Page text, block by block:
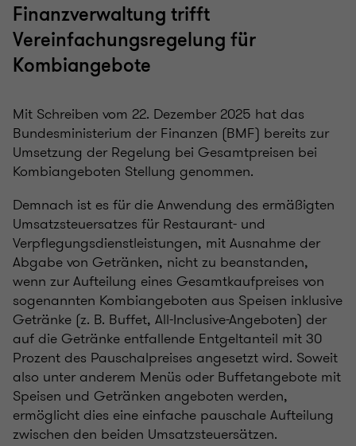
Finanzverwaltung trifft
Vereinfachungsregelung für
Kombiangebote
Mit Schreiben vom 22. Dezember 2025 hat das
Bundesministerium der Finanzen (BMF) bereits zur
Umsetzung der Regelung bei Gesamtpreisen bei
Kombiangeboten Stellung genommen.
Demnach ist es für die Anwendung des ermäßigten
Umsatzsteuersatzes für Restaurant- und
Verpflegungsdienstleistungen, mit Ausnahme der
Abgabe von Getränken, nicht zu beanstanden,
wenn zur Aufteilung eines Gesamtkaufpreises von
sogenannten Kombiangeboten aus Speisen inklusive
Getränke (z. B. Buffet, All-Inclusive-Angeboten) der
auf die Getränke entfallende Entgeltanteil mit 30
Prozent des Pauschalpreises angesetzt wird. Soweit
also unter anderem Menüs oder Buffetangebote mit
Speisen und Getränken angeboten werden,
ermöglicht dies eine einfache pauschale Aufteilung
zwischen den beiden Umsatzsteuersätzen.